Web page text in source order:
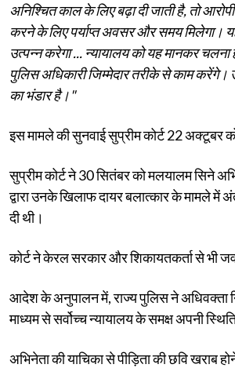
अनिश्चित काल के लिए बढ़ा दी जाती है, तो
करने के लिए पर्याप्त अवसर और समय मिलेगा।
उत्पन्न करेगा ... न्यायालय को यह मानकर चलना
पुलिस अधिकारी जिम्मेदार तरीके से काम
का भंडार है।"
इस मामले की सुनवाई सुप्रीम कोर्ट 22 अक्टूबर
सुप्रीम कोर्ट ने 30 सितंबर को मलयालम सिने
द्वारा उनके खिलाफ दायर बलात्कार के मामले में
दी थी।
कोर्ट ने केरल सरकार और शिकायतकर्ता से भी
आदेश के अनुपालन में, राज्य पुलिस ने अधिवक्ता
माध्यम से सर्वोच्च न्यायालय के समक्ष अपनी
अभिनेता की याचिका से पीड़िता की छवि खराब